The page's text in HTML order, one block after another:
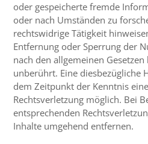
oder gespeicherte fremde
oder nach Umständen zu
rechtswidrige Tätigkeit
Entfernung oder Sperrung der
nach den allgemeinen
unberührt. Eine diesbezügliche
dem Zeitpunkt der Kenntnis
Rechtsverletzung möglich. Bei
entsprechenden
Inhalte umgehend entfernen.